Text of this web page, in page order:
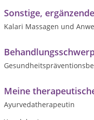
Sonstige,
Kalari Massagen und
Meine
Ayurvedatherapeutin